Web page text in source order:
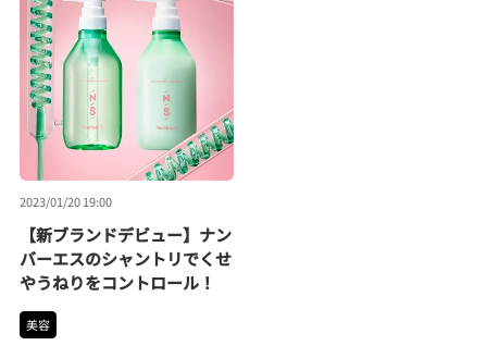
2023/01/20 19:00
【新ブランドデビュー】ナン
バーエスのシャントリでくせ
やうねりをコントロール！
美容